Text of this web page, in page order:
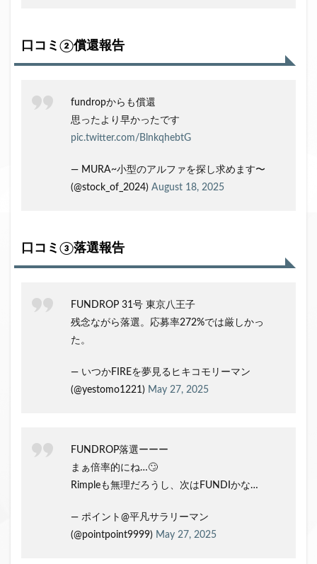
口コミ②償還報告
fundropからも償還
思ったより早かったです
pic.twitter.com/BlnkqhebtG
— MURA~小型のアルファを探し求めます〜
(@stock_of_2024) August 18, 2025
口コミ③落選報告
FUNDROP 31号 東京八王子
残念ながら落選。応募率272%では厳しかっ
た。
— いつかFIREを夢見るヒキコモリーマン
(@yestomo1221) May 27, 2025
FUNDROP落選ーーー
まぁ倍率的にね…🙄
Rimpleも無理だろうし、次はFUNDIかな…
— ポイント@平凡サラリーマン
(@pointpoint9999) May 27, 2025